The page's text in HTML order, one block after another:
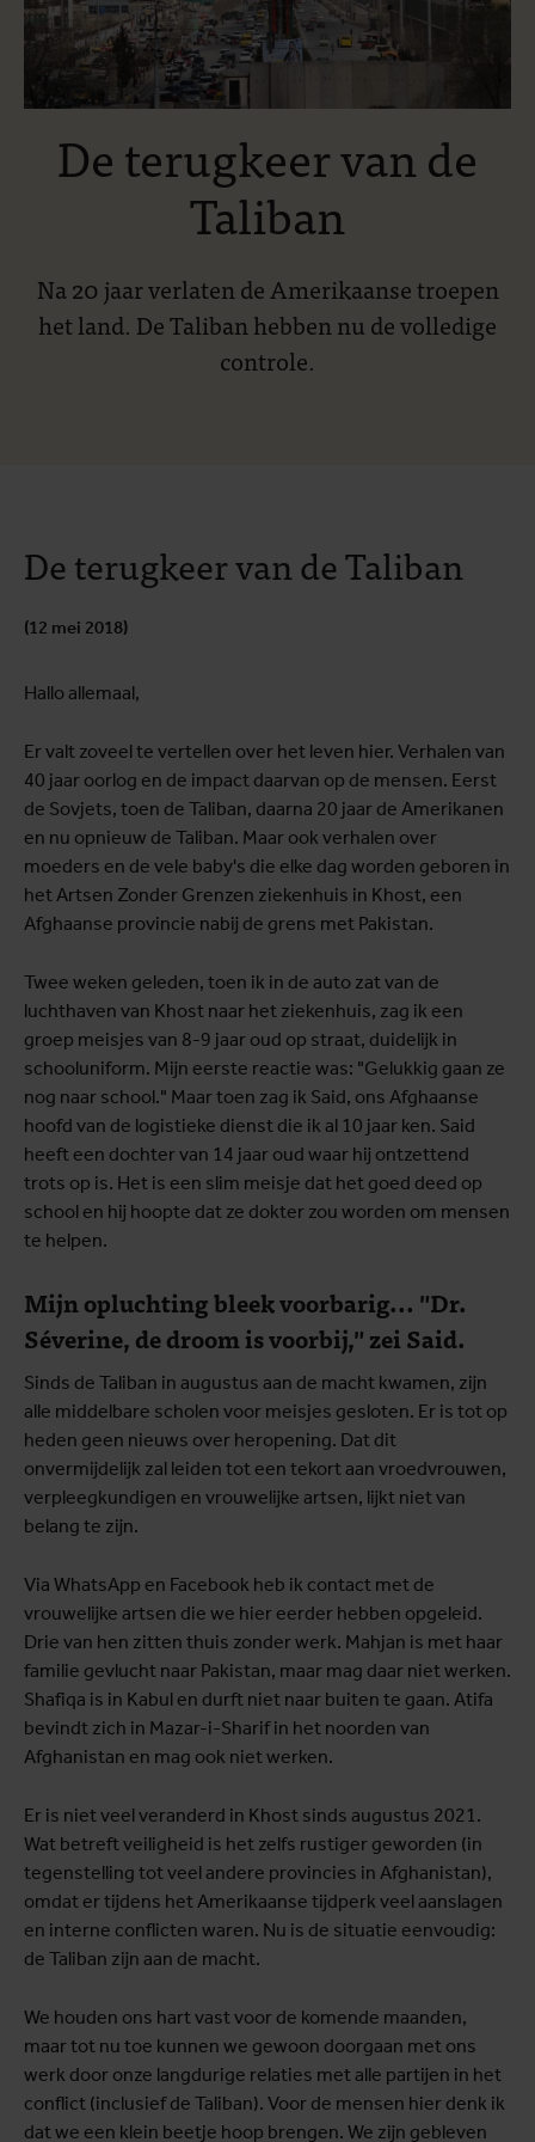
De terugkeer van de
Taliban
Na 20 jaar verlaten de Amerikaanse troepen
het land. De Taliban hebben nu de volledige
controle.
De terugkeer van de Taliban
(12 mei 2018)
Hallo allemaal,
Er valt zoveel te vertellen over het leven hier. Verhalen van
40 jaar oorlog en de impact daarvan op de mensen. Eerst
de Sovjets, toen de Taliban, daarna 20 jaar de Amerikanen
en nu opnieuw de Taliban. Maar ook verhalen over
moeders en de vele baby's die elke dag worden geboren in
het Artsen Zonder Grenzen ziekenhuis in Khost, een
Afghaanse provincie nabij de grens met Pakistan.
Twee weken geleden, toen ik in de auto zat van de
luchthaven van Khost naar het ziekenhuis, zag ik een
groep meisjes van 8-9 jaar oud op straat, duidelijk in
schooluniform. Mijn eerste reactie was: "Gelukkig gaan ze
nog naar school." Maar toen zag ik Said, ons Afghaanse
hoofd van de logistieke dienst die ik al 10 jaar ken. Said
heeft een dochter van 14 jaar oud waar hij ontzettend
trots op is. Het is een slim meisje dat het goed deed op
school en hij hoopte dat ze dokter zou worden om mensen
te helpen.
Mijn opluchting bleek voorbarig... "Dr.
Séverine, de droom is voorbij," zei Said.
Sinds de Taliban in augustus aan de macht kwamen, zijn
alle middelbare scholen voor meisjes gesloten. Er is tot op
heden geen nieuws over heropening. Dat dit
onvermijdelijk zal leiden tot een tekort aan vroedvrouwen,
verpleegkundigen en vrouwelijke artsen, lijkt niet van
belang te zijn.
Via WhatsApp en Facebook heb ik contact met de
vrouwelijke artsen die we hier eerder hebben opgeleid.
Drie van hen zitten thuis zonder werk. Mahjan is met haar
familie gevlucht naar Pakistan, maar mag daar niet werken.
Shafiqa is in Kabul en durft niet naar buiten te gaan. Atifa
bevindt zich in Mazar-i-Sharif in het noorden van
Afghanistan en mag ook niet werken.
Er is niet veel veranderd in Khost sinds augustus 2021.
Wat betreft veiligheid is het zelfs rustiger geworden (in
tegenstelling tot veel andere provincies in Afghanistan),
omdat er tijdens het Amerikaanse tijdperk veel aanslagen
en interne conflicten waren. Nu is de situatie eenvoudig:
de Taliban zijn aan de macht.
We houden ons hart vast voor de komende maanden,
maar tot nu toe kunnen we gewoon doorgaan met ons
werk door onze langdurige relaties met alle partijen in het
conflict (inclusief de Taliban). Voor de mensen hier denk ik
dat we een klein beetje hoop brengen. We zijn gebleven